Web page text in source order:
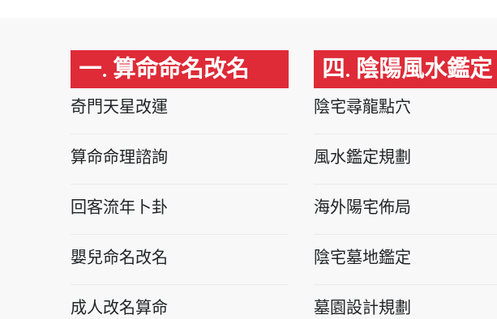
一. 算命命名改名
奇門天星改運
算命命理諮詢
回客流年卜卦
嬰兒命名改名
成人改名算命
四. 陰陽風水鑑定
陰宅尋龍點穴
風水鑑定規劃
海外陽宅佈局
陰宅墓地鑑定
墓園設計規劃